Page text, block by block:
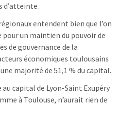
d’atteinte.
entendent bien que l’on
un maintien du pouvoir de
de gouvernance de la
économiques toulousains
majorité de 51,1 % du capital.
au capital de Lyon-Saint Exupéry
à Toulouse, n’aurait rien de